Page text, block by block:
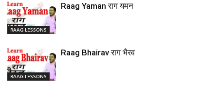
RAAG LESSONS
Raag Yaman राग यमन
RAAG LESSONS
Raag Bhairav राग भैरव